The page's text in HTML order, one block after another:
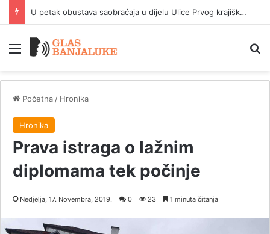
Policijska akcija Trasa u Banjaluci: tri lica uhapšena, oduzeto 14 pušaka
Meni
Početna / Hronika
Hronika
Prava istraga o lažnim
diplomama tek počinje
Nedjelja, 17. Novembra, 2019. 0 23 1 minuta čitanja